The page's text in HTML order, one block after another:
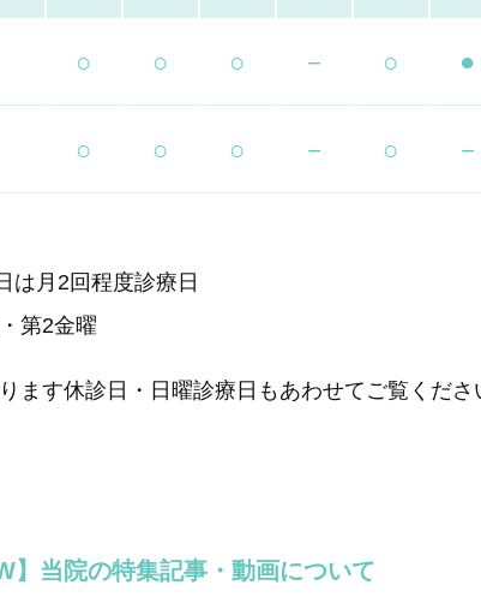
○ ○ ○ － ○ ●
○ ○ ○ － ○ －
月2回程度診療日
第2金曜
ます休診日・日曜診療日もあわせてご覧くださ
】当院の特集記事・動画について